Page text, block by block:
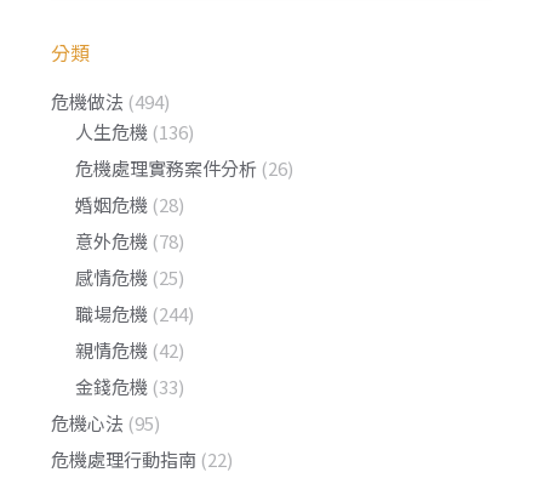
分類
危機做法 (494)
人生危機 (136)
危機處理實務案件分析 (26)
婚姻危機 (28)
意外危機 (78)
感情危機 (25)
職場危機 (244)
親情危機 (42)
金錢危機 (33)
危機心法 (95)
危機處理行動指南 (22)